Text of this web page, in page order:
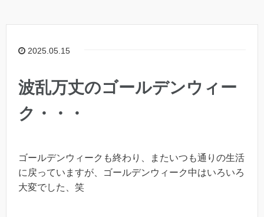
2025.05.15
波乱万丈のゴールデンウィー
ク・・・
ゴールデンウィークも終わり、またいつも通りの生活
に戻っていますが、ゴールデンウィーク中はいろいろ
大変でした、笑